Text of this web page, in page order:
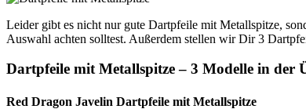
Leider gibt es nicht nur gute Dartpfeile mit Metallspitze,
Auswahl achten solltest. Außerdem stellen wir Dir 3
Dartpfeile mit Metallspitze – 3 Modelle in der
Red Dragon Javelin Dartpfeile mit Metallspitze